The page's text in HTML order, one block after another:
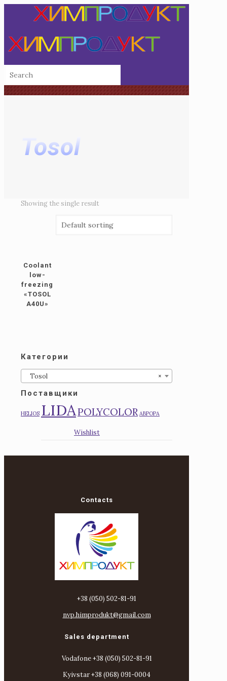
Tosol
Showing the single result
Coolant
low-
freezing
«TOSOL
А40U»
Категории
×
Tosol
Поставщики
HELIOS LIDAPOLYCOLOR АВРОРА
Wishlist
Contacts
+38 (050) 502-81-91
nvp.himprodukt@gmail.com
Sales department
Vodafone +38 (050) 502-81-91
Kyivstar +38 (068) 091-0004